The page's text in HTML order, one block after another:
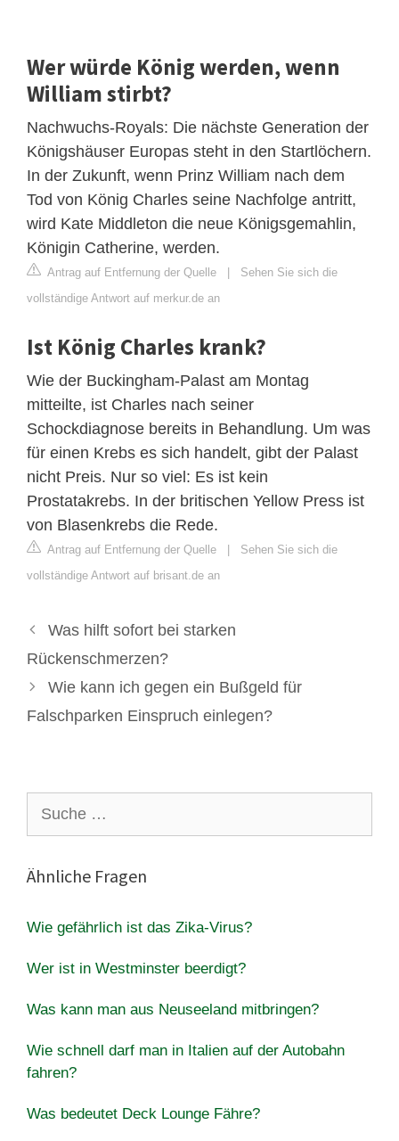
Wer würde König werden, wenn
William stirbt?
Nachwuchs-Royals: Die nächste Generation der
Königshäuser Europas steht in den Startlöchern.
In der Zukunft, wenn Prinz William nach dem
Tod von König Charles seine Nachfolge antritt,
wird Kate Middleton die neue Königsgemahlin,
Königin Catherine, werden.
Antrag auf Entfernung der Quelle | Sehen Sie sich die
vollständige Antwort auf merkur.de an
Ist König Charles krank?
Wie der Buckingham-Palast am Montag
mitteilte, ist Charles nach seiner
Schockdiagnose bereits in Behandlung. Um was
für einen Krebs es sich handelt, gibt der Palast
nicht Preis. Nur so viel: Es ist kein
Prostatakrebs. In der britischen Yellow Press ist
von Blasenkrebs die Rede.
Antrag auf Entfernung der Quelle | Sehen Sie sich die
vollständige Antwort auf brisant.de an
Was hilft sofort bei starken
Rückenschmerzen?
Wie kann ich gegen ein Bußgeld für
Falschparken Einspruch einlegen?
nach:
Ähnliche Fragen
Wie gefährlich ist das Zika-Virus?
Wer ist in Westminster beerdigt?
Was kann man aus Neuseeland mitbringen?
Wie schnell darf man in Italien auf der Autobahn
fahren?
Was bedeutet Deck Lounge Fähre?